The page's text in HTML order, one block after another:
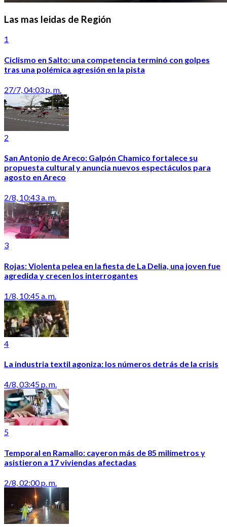
Las mas leidas de Región
1
Ciclismo en Salto: una competencia terminó con golpes
tras una polémica agresión en la pista
27/7, 04:03 p. m.
2
San Antonio de Areco: Galpón Chamico fortalece su
propuesta cultural y anuncia nuevos espectáculos para
agosto en Areco
2/8, 10:43 a. m.
3
Rojas: Violenta pelea en la fiesta de La Delia, una joven fue
agredida y crecen los interrogantes
1/8, 10:45 a. m.
4
La industria textil agoniza: los números detrás de la crisis
4/8, 03:45 p. m.
5
Temporal en Ramallo: cayeron más de 85 milímetros y
asistieron a 17 viviendas afectadas
2/8, 02:00 p. m.